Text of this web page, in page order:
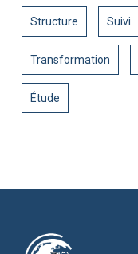
Structure Suivi
Transformation
Étude